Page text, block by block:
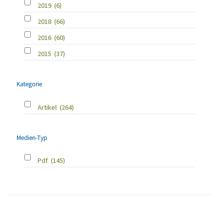
2019 (6)
2018 (66)
2016 (60)
2015 (37)
Kategorie
Artikel (264)
Medien-Typ
Pdf (145)